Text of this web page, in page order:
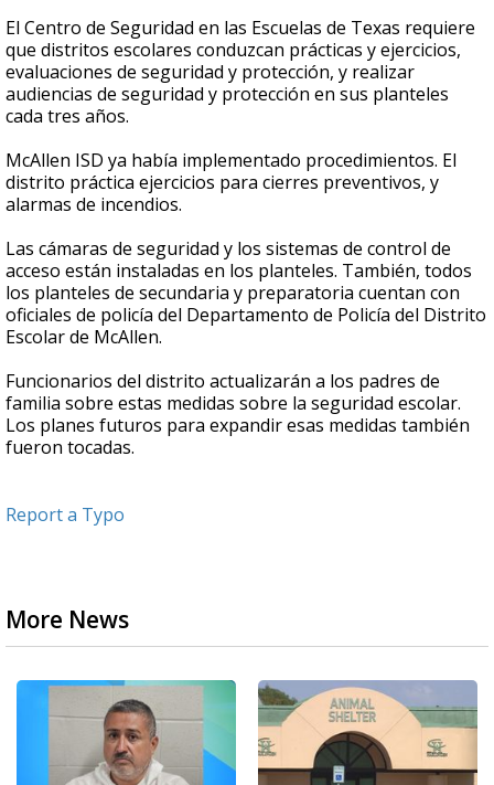
El Centro de Seguridad en las Escuelas de Texas requiere
que distritos escolares conduzcan prácticas y ejercicios,
evaluaciones de seguridad y protección, y realizar
audiencias de seguridad y protección en sus planteles
cada tres años.
McAllen ISD ya había implementado procedimientos. El
distrito práctica ejercicios para cierres preventivos, y
alarmas de incendios.
Las cámaras de seguridad y los sistemas de control de
acceso están instaladas en los planteles. También, todos
los planteles de secundaria y preparatoria cuentan con
oficiales de policía del Departamento de Policía del Distrito
Escolar de McAllen.
Funcionarios del distrito actualizarán a los padres de
familia sobre estas medidas sobre la seguridad escolar.
Los planes futuros para expandir esas medidas también
fueron tocadas.
Report a Typo
More News